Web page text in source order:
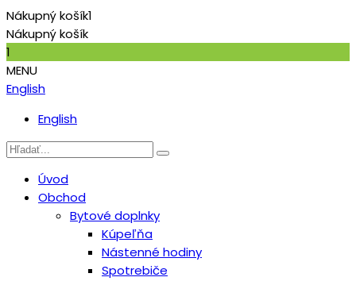
Nákupný košík1
Nákupný košík
1
MENU
English
English
Úvod
Obchod
Bytové doplnky
Kúpeľňa
Nástenné hodiny
Spotrebiče